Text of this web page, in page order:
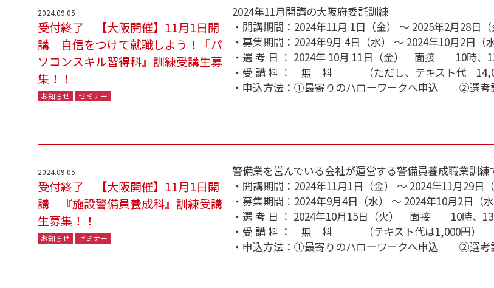
2024.09.05
受付終了 【大阪開催】11月1日開
講 自信をつけて就職しよう！『パ
ソコンスキル習得科』訓練受講生募
集！！
お知らせ セミナー
2024年11月開講の大阪府委託訓練
・開講期間：2024年11月 1日（金） ～ 2025年2月28日
・募集期間：2024年9月 4日（水） ～ 2024年10月2日
・選 考 日 ： 2024年 10月 11日（金） 面接 10時、
・受 講 料 ： 無 料 （ただし、テキスト代 14,000
・申込方法：①最寄りのハローワークへ申込 ②選考
2024.09.05
受付終了 【大阪開催】11月1日開
講 『施設警備員養成科』訓練受講
生募集！！
お知らせ セミナー
警備業を営んでいる会社が運営する警備員養成職業訓
・開講期間：2024年11月1日（金） ～ 2024年11月29
・募集期間：2024年9月4日（水） ～ 2024年10月2日
・選 考 日 ： 2024年10月15日（火） 面接 10時、
・受 講 料 ： 無 料 （テキスト代は1,000円）
・申込方法：①最寄りのハローワークへ申込 ②選考